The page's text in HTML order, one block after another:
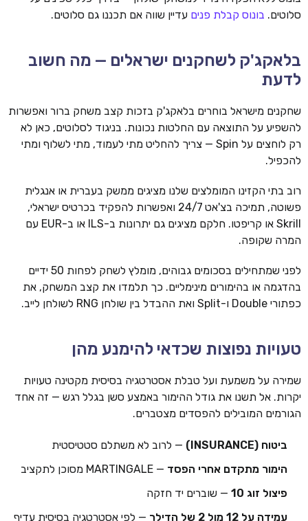
סלוטים. בונוס קבלת פנים עדיין שווה אם תכננו גם סלוטים.
בלאקג'ק לשחקנים ישראלים — מה חשוב
לדעת
שחקנים מישראל בוחרים בלאקג'ק בזכות קצב משחק ברור ואפשרות
להשפיע על התוצאה עם החלטות נכונות. בניגוד לסלוטים, כאן לא
רק לוחצים על Spin — צריך להחליט מתי לעמוד, מתי לשלוף ומתי
להכפיל.
רוב בתי הקזינו המומלצים שלנו מציגים ממשק בעברית או אנגלית
פשוטה, תמיכה בצ'אט 24/7 ואפשרות להפקיד בכרטיס ישראלי,
Skrill או קריפטו. חלקם מציגים גם יתרונות ב-ILS או ב-EUR עם
המרה שקופה.
לפני שמתחילים בסכומים גבוהים, מומלץ לשחק לפחות 50 ידיים
בהדגמה או בהימורים מינימליים. כך תלמדו את קצב המשחק, את
כפתורי Double ו-Split ואת ההבדל בין שולחן RNG לשולחן לייב.
טעויות נפוצות שכדאי להימנע מהן
שמירה על משמעת ועל טבלת אסטרטגיה בסיסית מקטינה טעויות
יקרות. אל תשנו את גודל ההימור באמצע סשן בגלל רגש — זה אחד
הגורמים המובילים להפסדים מצטברים.
ביטוח (INSURANCE)
— לרוב לא משתלם סטטיסטית
הימור מתקדם אחרי הפסד — MARTINGALE מסוכן לתקציב
פיצול זוג 10
— שוברים יד חזקה
עמידה על 12 מול 2 של הדילר
— לפי אסטרטגיה בסיסית עדיף